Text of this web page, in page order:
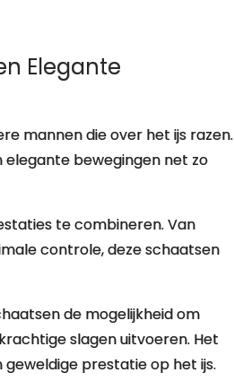
Elegante
mannen die over het ijs razen.
elegante bewegingen net zo
te combineren. Van
controle, deze schaatsen
de mogelijkheid om
slagen uitvoeren. Het
prestatie op het ijs.